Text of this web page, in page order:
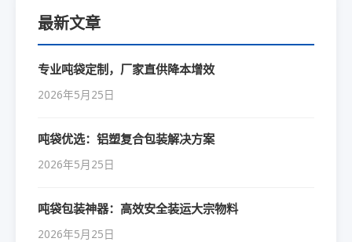
最新文章
专业吨袋定制，厂家直供降本增效
2026年5月25日
吨袋优选：铝塑复合包装解决方案
2026年5月25日
吨袋包装神器：高效安全装运大宗物料
2026年5月25日